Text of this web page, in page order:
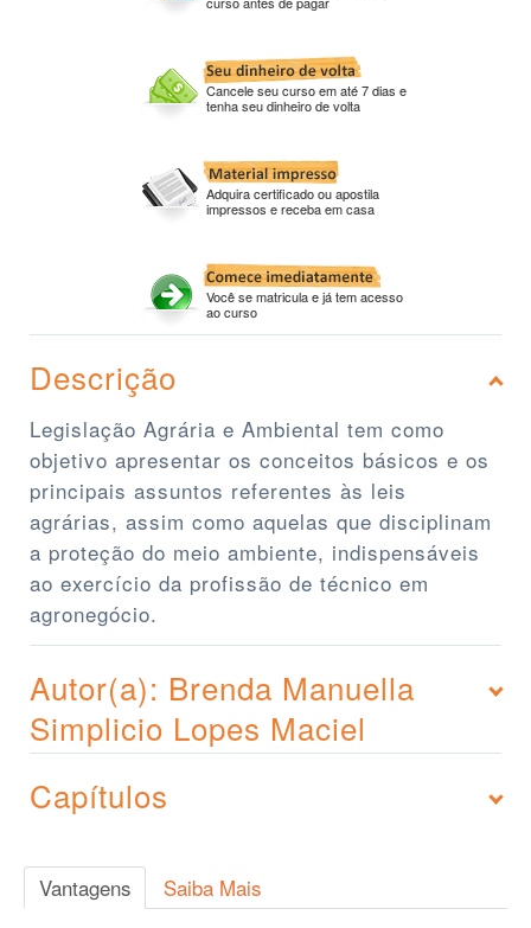
Cancele seu curso em até 7 dias e
tenha seu dinheiro de volta
Adquira certificado ou apostila
impressos e receba em casa
Você se matricula e já tem acesso
ao curso
Descrição
Legislação Agrária e Ambiental tem como
objetivo apresentar os conceitos básicos e os
principais assuntos referentes às leis
agrárias, assim como aquelas que disciplinam
a proteção do meio ambiente, indispensáveis
ao exercício da profissão de técnico em
agronegócio.
Autor(a): Brenda Manuella
Simplicio Lopes Maciel
Capítulos
Vantagens Saiba Mais